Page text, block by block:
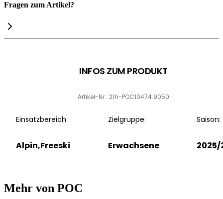
Fragen zum Artikel?
INFOS ZUM PRODUKT
Artikel-Nr.: 21h-POC10474.9050
Einsatzbereich
Alpin,Freeski
Zielgruppe:
Erwachsene
Saison:
2025/
Mehr von POC